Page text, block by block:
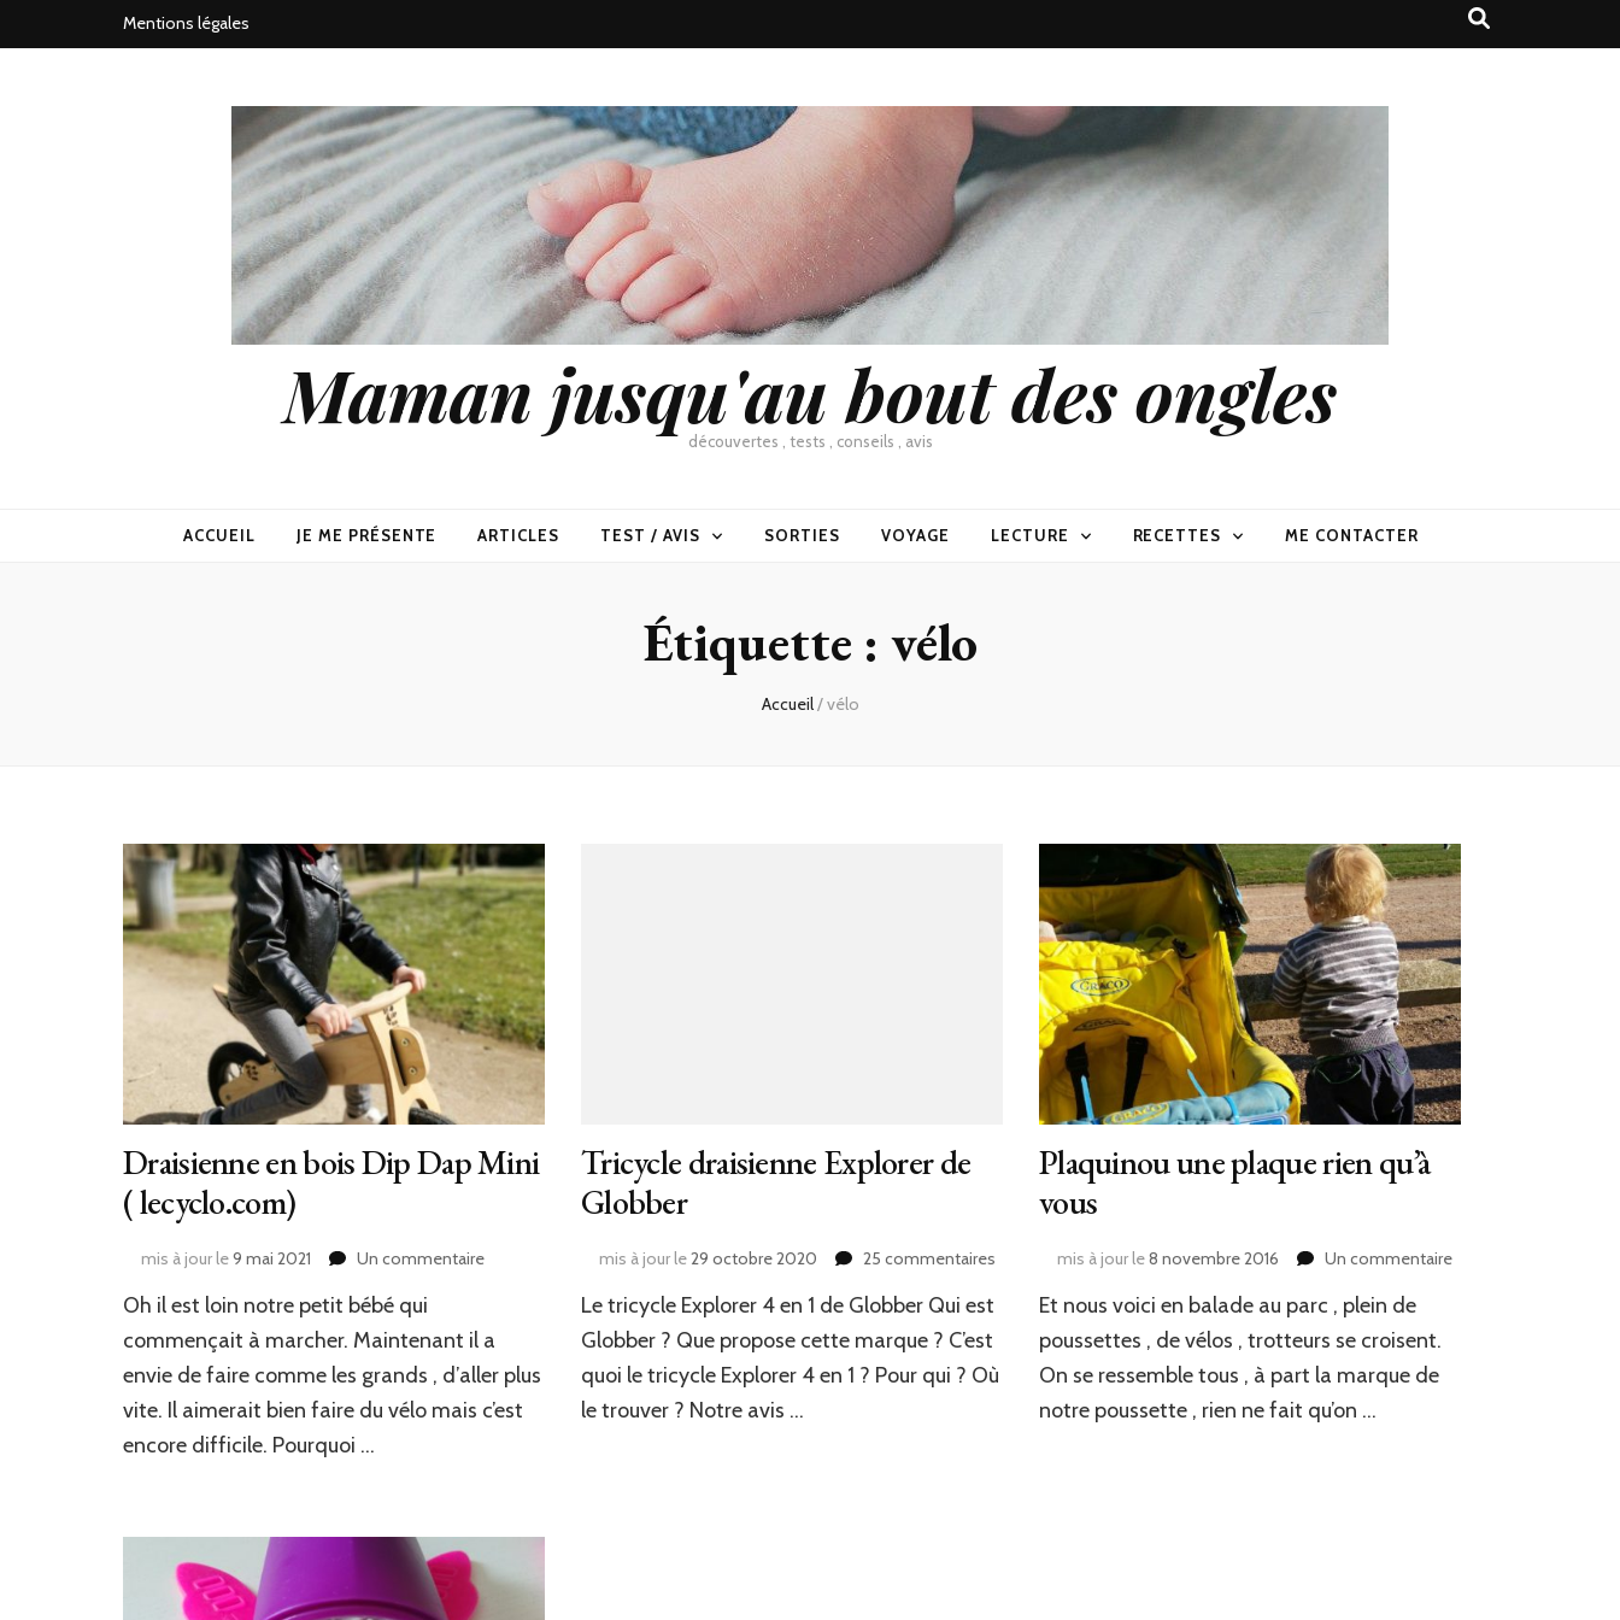
Mentions légales
Maman jusqu'au bout des ongles
découvertes , tests , conseils , avis
ACCUEIL JE ME PRÉSENTE ARTICLES TEST / AVIS SORTIES VOYAGE LECTURE RECETTES ME CONTACTER
Étiquette : vélo
Accueil/vélo
Draisienne en bois Dip Dap Mini
( lecyclo.com)
mis à jour le9 mai 2021 Un commentairesur
bois
Dap
Mini
Oh il est loin notre petit bébé qui
commençait à marcher. Maintenant il a
envie de faire comme les grands , d’aller plus
vite. Il aimerait bien faire du vélo mais c’est
encore difficile. Pourquoi …
Tricycle draisienne Explorer de
Globber
mis à jour le29 octobre 2020 25 commentairessur
draisienne
Explorer
Globber
Le tricycle Explorer 4 en 1 de Globber Qui est
Globber ? Que propose cette marque ? C’est
quoi le tricycle Explorer 4 en 1 ? Pour qui ? Où
le trouver ? Notre avis …
Plaquinou une plaque rien qu’à
vous
mis à jour le8 novembre 2016 Un commentairesur
Et nous voici en balade au parc , plein de
poussettes , de vélos , trotteurs se croisent.
On se ressemble tous , à part la marque de
notre poussette , rien ne fait qu’on …